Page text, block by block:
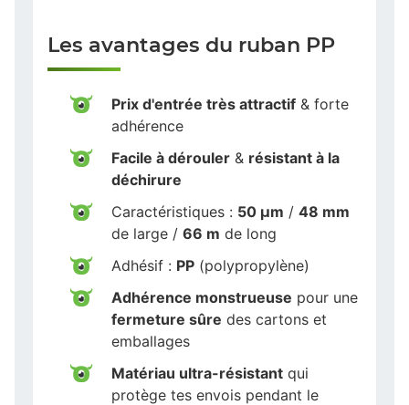
Les avantages du ruban PP
Prix d'entrée très attractif & forte
adhérence
Facile à dérouler & résistant à la
déchirure
Caractéristiques : 50 µm / 48 mm
de large / 66 m de long
Adhésif : PP (polypropylène)
Adhérence monstrueuse pour une
fermeture sûre des cartons et
emballages
Matériau ultra-résistant qui
protège tes envois pendant le